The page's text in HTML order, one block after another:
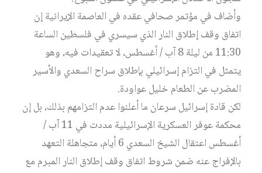
وأضاف في مؤتمر صحافي عقده في العاصمة الإيرانية إن
اتفاق وقف إطلاق النار الذي سيسري في فلسطين الساعة
11:30 من ليلة 8 آب / أغسطس، لا تعقيدات فيه، وهو
يتمثل في التزام إسرائيلي بإطلاق سراح السعدي والأسير
المضرب عن الطعام خليل عواودة.
لكن قادة إسرائيل سرعان ما أعلنوا عدم التزامهم بذلك، بل إن
محكمة عوفر العسكرية الإسرائيلية مددت في 11 آب /
أغسطس اعتقال الشيخ السعدي 6 أيام، متجاهلة التعهد
بالإفراج عنه ضمن شروط اتفاق وقف إطلاق النار المبرم مع